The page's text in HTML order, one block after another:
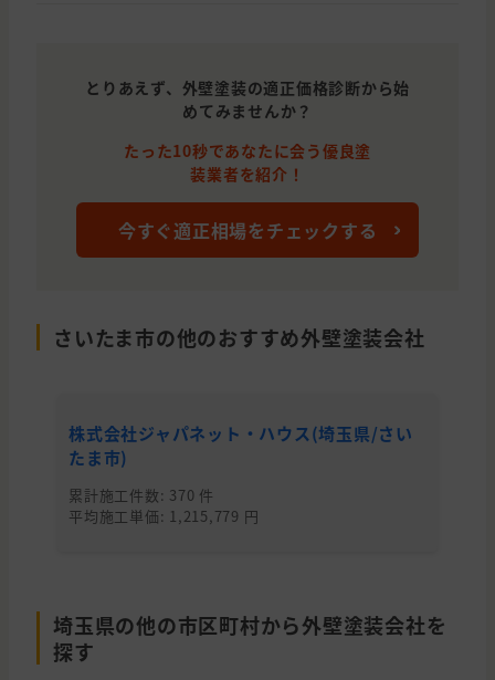
とりあえず、外壁塗装の適正価格診断から始
めてみませんか？
たった10秒であなたに会う優良塗
装業者を紹介！
今すぐ適正相場をチェックする
さいたま市の他のおすすめ外壁塗装会社
株式会社ジャパネット・ハウス(埼玉県/さい
たま市)
累計施工件数: 370 件
平均施工単価: 1,215,779 円
埼玉県の他の市区町村から外壁塗装会社を
探す